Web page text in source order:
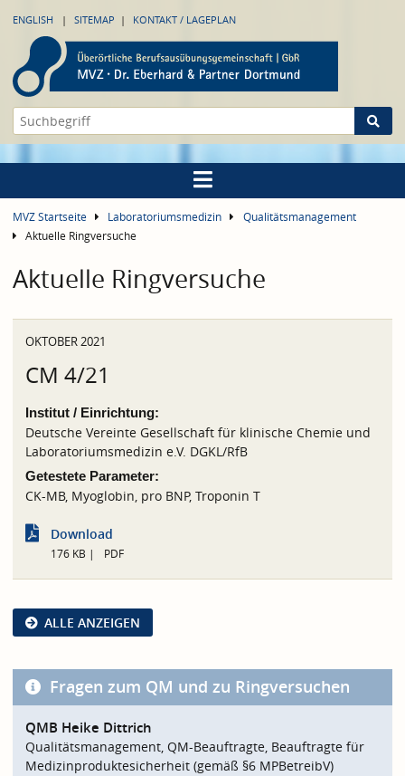
ENGLISH SITEMAP KONTAKT / LAGEPLAN
MVZ Startseite Laboratoriumsmedizin
Qualitätsmanagement
Aktuelle Ringversuche
Aktuelle Ringversuche
OKTOBER 2021
CM 4/21
Institut / Einrichtung:
Deutsche Vereinte Gesellschaft für klinische Chemie und
Laboratoriumsmedizin e.V. DGKL/RfB
Getestete Parameter:
CK-MB, Myoglobin, pro BNP, Troponin T
Download
176 KB PDF
ALLE ANZEIGEN
Fragen zum QM und zu Ringversuchen
QMB Heike Dittrich
Qualitätsmanagement, QM-Beauftragte, Beauftragte für
Medizinproduktesicherheit (gemäß §6 MPBetreibV)